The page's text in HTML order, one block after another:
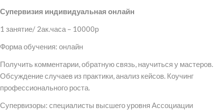
Супервизия индивидуальная онлайн
1 занятие/ 2ак.часа – 10000р
Форма обучения: онлайн
Получить комментарии, обратную связь, научиться у мастеров.
Обсуждение случаев из практики, анализ кейсов. Коучинг
профессионального роста.
Супервизоры: специалисты высшего уровня Ассоциации